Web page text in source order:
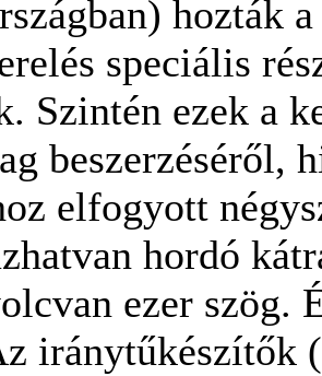
hozták
speciális
Szintén ezek a
beszerzéséről,
elfogyott
hordó
ezer szög.
iránytűkészítők